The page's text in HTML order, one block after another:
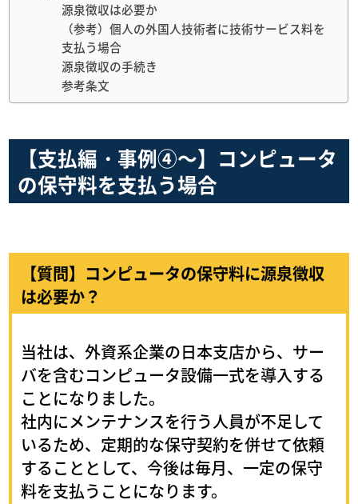
源泉徴収は必要か
（参考）個人の外国人技術者に技術サービス料を
支払う場合
源泉徴収の手続き
参考条文
【支払編・事例④～】コンピュータ
の保守料を支払う場合
【質問】コンピュータの保守料に源泉徴収
は必要か？
当社は、外資系企業の日本支店から、サー
バを含むコンピュータ設備一式を導入する
ことになりました。
社内にメンテナンスを行う人員が不足して
いるため、定期的な保守契約を併せて依頼
することとして、今後は毎月、一定の保守
料を支払うことになります。